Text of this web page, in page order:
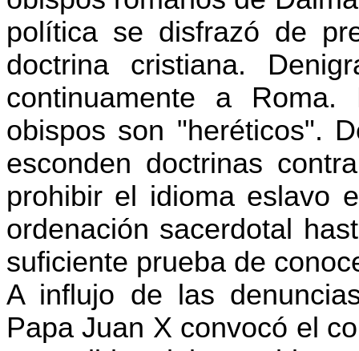
política se disfrazó de
doctrina cristiana.
continuamente a
obispos son "heréticos".
esconden doctrinas
prohibir el idioma eslavo
ordenación sacerdotal
suficiente prueba de
A influjo de las
Papa Juan X convocó el